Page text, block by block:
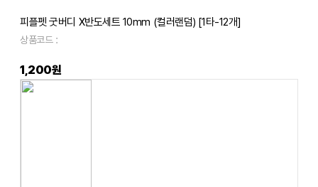
피플펫 굿버디 X반도세트 10mm (컬러랜덤) [1타-12개]
상품코드 :
1,200원